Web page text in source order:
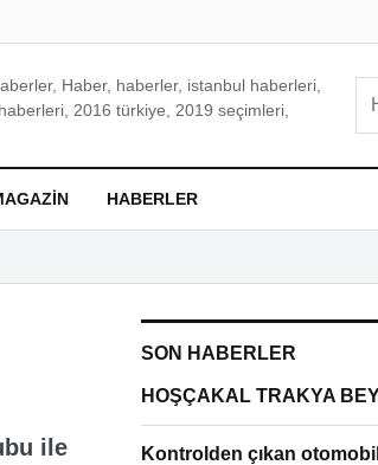
Haber, haberler, istanbul haberleri,
2016 türkiye, 2019 seçimleri,
HABERLER
ile
SON HABERLER
HOŞÇAKAL TRAKYA
Kontrolden çıkan